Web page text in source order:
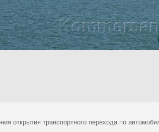
открытия транспортного перехода по